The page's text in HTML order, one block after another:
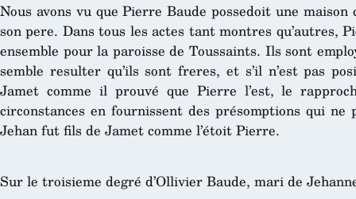
Nous avons vu que Pierre Baude possedoit une
son pere. Dans tous les actes tant montres qu’autres,
ensemble pour la paroisse de Toussaints. Ils sont
semble resulter qu’ils sont freres, et s’il n’est pas
Jamet comme il prouvé que Pierre l’est, le
circonstances en fournissent des présomptions qui
Jehan fut fils de Jamet comme l’étoit Pierre.
Sur le troisieme degré d’Ollivier Baude, mari de